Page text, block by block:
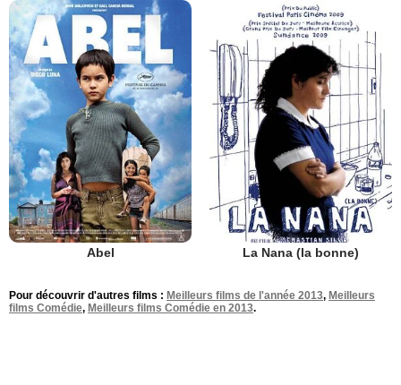
Abel La Nana (la bonne)
Pour découvrir d'autres films : Meilleurs films de l'année 2013, Meilleurs
films Comédie, Meilleurs films Comédie en 2013.